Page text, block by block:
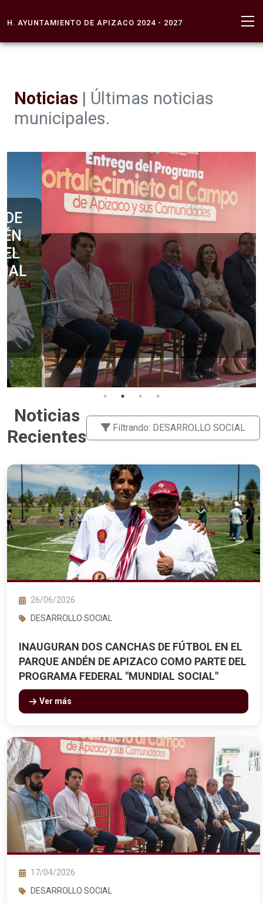
H. AYUNTAMIENTO DE APIZACO 2024 - 2027
Noticias | Últimas noticias
municipales.
APIZACO INVIERTE MÁS DE 2
MILLONES SIN DEUDA PARA
RESCATAR EL CAMPO
17/04/2026
Ver más
Noticias
Recientes
Filtrando: DESARROLLO SOCIAL
26/06/2026
DESARROLLO SOCIAL
INAUGURAN DOS CANCHAS DE FÚTBOL EN EL
PARQUE ANDÉN DE APIZACO COMO PARTE DEL
PROGRAMA FEDERAL "MUNDIAL SOCIAL"
Ver más
17/04/2026
DESARROLLO SOCIAL